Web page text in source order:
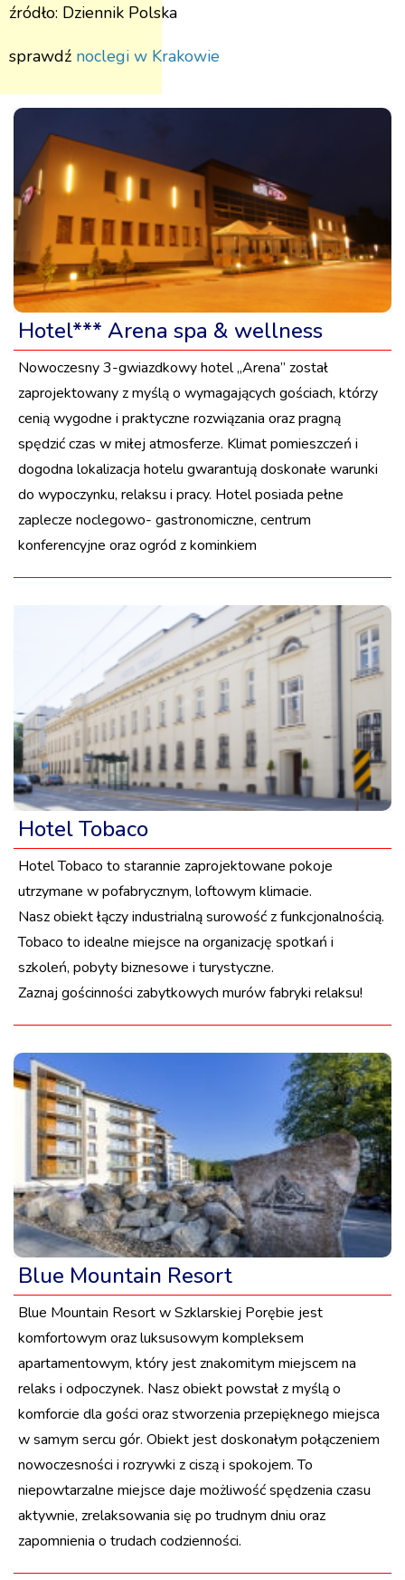
źródło: Dziennik Polska
sprawdź noclegi w Krakowie
Hotel*** Arena spa & wellness
Nowoczesny 3-gwiazdkowy hotel „Arena” został
zaprojektowany z myślą o wymagających gościach, którzy
cenią wygodne i praktyczne rozwiązania oraz pragną
spędzić czas w miłej atmosferze. Klimat pomieszczeń i
dogodna lokalizacja hotelu gwarantują doskonałe warunki
do wypoczynku, relaksu i pracy. Hotel posiada pełne
zaplecze noclegowo- gastronomiczne, centrum
konferencyjne oraz ogród z kominkiem
Hotel Tobaco
Hotel Tobaco to starannie zaprojektowane pokoje
utrzymane w pofabrycznym, loftowym klimacie.
Nasz obiekt łączy industrialną surowość z funkcjonalnością.
Tobaco to idealne miejsce na organizację spotkań i
szkoleń, pobyty biznesowe i turystyczne.
Zaznaj gościnności zabytkowych murów fabryki relaksu!
Blue Mountain Resort
Blue Mountain Resort w Szklarskiej Porębie jest
komfortowym oraz luksusowym kompleksem
apartamentowym, który jest znakomitym miejscem na
relaks i odpoczynek. Nasz obiekt powstał z myślą o
komforcie dla gości oraz stworzenia przepięknego miejsca
w samym sercu gór. Obiekt jest doskonałym połączeniem
nowoczesności i rozrywki z ciszą i spokojem. To
niepowtarzalne miejsce daje możliwość spędzenia czasu
aktywnie, zrelaksowania się po trudnym dniu oraz
zapomnienia o trudach codzienności.